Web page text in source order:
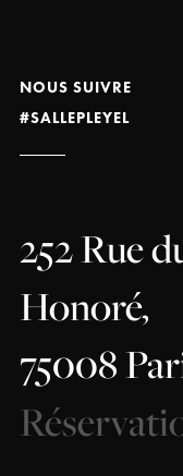
NOUS SUIVRE
#SALLEPLEYEL
252 Rue
Honoré,
75008